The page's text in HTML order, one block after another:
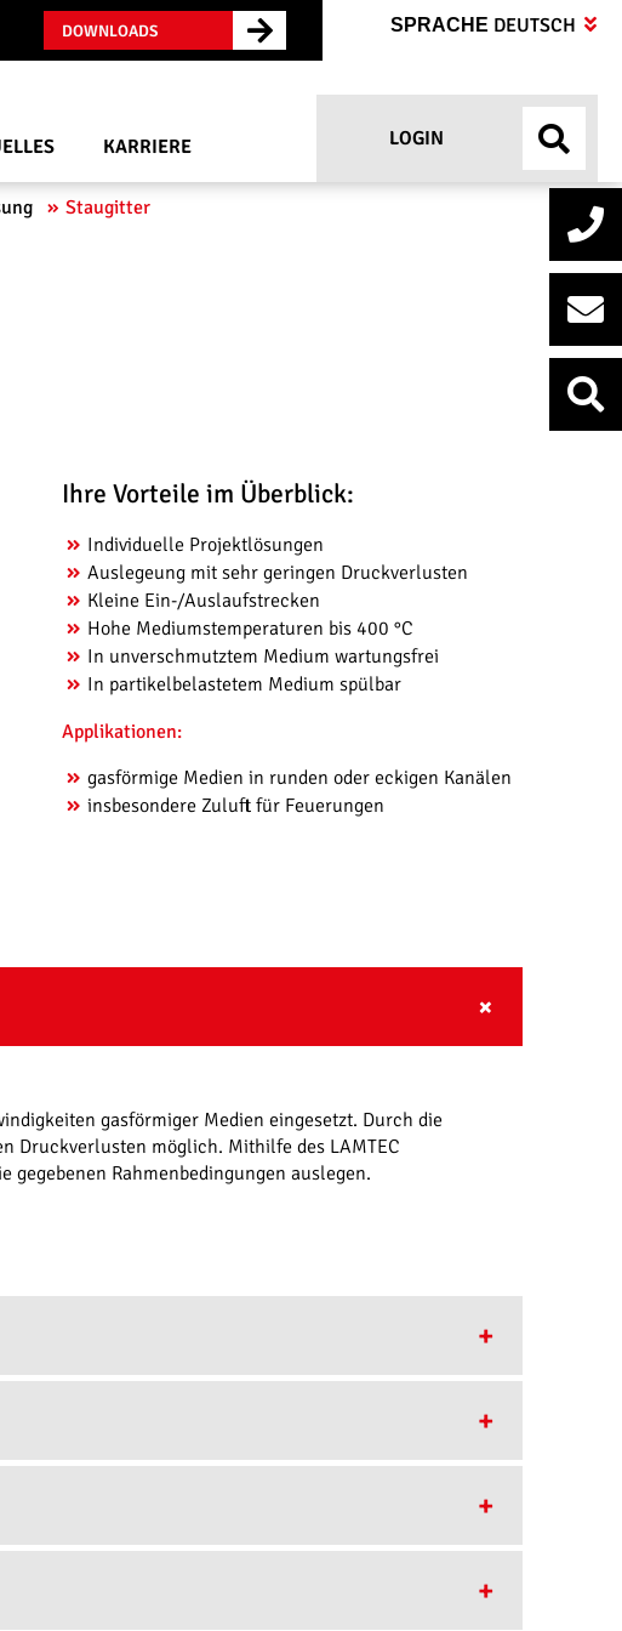
DOWNLOADS SPRACHE DEUTSCH
KARRIERE LOGIN
Staugitter
Ihre Vorteile im Überblick:
Individuelle Projektlösungen
Auslegeung mit sehr geringen Druckverlusten
Kleine Ein-/Auslaufstrecken
Hohe Mediumstemperaturen bis 400 °C
In unverschmutztem Medium wartungsfrei
In partikelbelastetem Medium spülbar
Applikationen:
gasförmige Medien in runden oder eckigen Kanälen
insbesondere Zuluft für Feuerungen
gasförmiger Medien eingesetzt. Durch die
Druckverlusten möglich. Mithilfe des LAMTEC
gegebenen Rahmenbedingungen auslegen.